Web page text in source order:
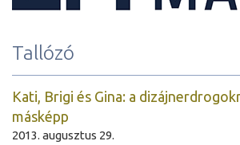
Tallózó
Kati, Brigi és Gina: a
másképp
2013. augusztus 29.